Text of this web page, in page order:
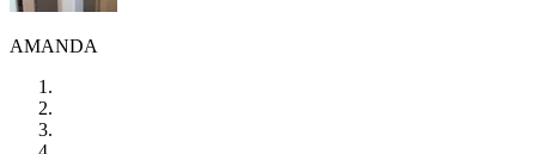
AMANDA